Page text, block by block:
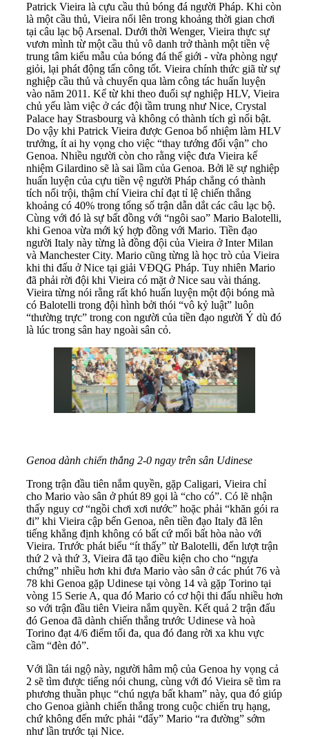
Patrick Vieira là cựu cầu thủ bóng đá người Pháp. Khi còn
là một cầu thủ, Vieira nổi lên trong khoảng thời gian chơi
tại câu lạc bộ Arsenal. Dưới thời Wenger, Vieira thực sự
vươn mình từ một cầu thủ vô danh trở thành một tiền vệ
trung tâm kiểu mẫu của bóng đá thế giới - vừa phòng ngự
giỏi, lại phát động tấn công tốt. Vieira chính thức giã từ sự
nghiệp cầu thủ và chuyển qua làm công tác huấn luyện
vào năm 2011. Kể từ khi theo đuổi sự nghiệp HLV, Vieira
chủ yếu làm việc ở các đội tầm trung như Nice, Crystal
Palace hay Strasbourg và không có thành tích gì nổi bật.
Do vậy khi Patrick Vieira được Genoa bổ nhiệm làm HLV
trưởng, ít ai hy vọng cho việc “thay tướng đổi vận” cho
Genoa. Nhiều người còn cho rằng việc đưa Vieira kế
nhiệm Gilardino sẽ là sai lầm của Genoa. Bởi lẽ sự nghiệp
huấn luyện của cựu tiền vệ người Pháp chẳng có thành
tích nổi trội, thậm chí Vieira chỉ đạt tỉ lệ chiến thắng
khoảng có 40% trong tổng số trận dẫn dắt các câu lạc bộ.
Cùng với đó là sự bất đồng với “ngôi sao” Mario Balotelli,
khi Genoa vừa mới ký hợp đồng với Mario. Tiền đạo
người Italy này từng là đồng đội của Vieira ở Inter Milan
và Manchester City. Mario cũng từng là học trò của Vieira
khi thi đấu ở Nice tại giải VĐQG Pháp. Tuy nhiên Mario
đã phải rời đội khi Vieira có mặt ở Nice sau vài tháng.
Vieira từng nói rằng rất khó huấn luyện một đội bóng mà
có Balotelli trong đội hình bởi thói “vô kỷ luật” luôn
“thường trực” trong con người của tiền đạo người Ý dù đó
là lúc trong sân hay ngoài sân cỏ.
Genoa dành chiến thắng 2-0 ngay trên sân Udinese
Trong trận đầu tiên nắm quyền, gặp Caligari, Vieira chỉ
cho Mario vào sân ở phút 89 gọi là “cho có”. Có lẽ nhận
thấy nguy cơ “ngồi chơi xơi nước” hoặc phải “khăn gói ra
đi” khi Vieira cập bến Genoa, nên tiền đạo Italy đã lên
tiếng khẳng định không có bất cứ mối bất hòa nào với
Vieira. Trước phát biểu “ít thấy” từ Balotelli, đến lượt trận
thứ 2 và thứ 3, Vieira đã tạo điều kiện cho cho “ngựa
chứng” nhiều hơn khi đưa Mario vào sân ở các phút 76 và
78 khi Genoa gặp Udinese tại vòng 14 và gặp Torino tại
vòng 15 Serie A, qua đó Mario có cơ hội thi đấu nhiều hơn
so với trận đầu tiên Vieira nắm quyền. Kết quả 2 trận đấu
đó Genoa đã dành chiến thắng trước Udinese và hoà
Torino đạt 4/6 điểm tối đa, qua đó đang rời xa khu vực
cầm “đèn đỏ”.
Với lần tái ngộ này, người hâm mộ của Genoa hy vọng cả
2 sẽ tìm được tiếng nói chung, cùng với đó Vieira sẽ tìm ra
phương thuần phục “chú ngựa bất kham” này, qua đó giúp
cho Genoa giành chiến thắng trong cuộc chiến trụ hạng,
chứ không đến mức phải “đẩy” Mario “ra đường” sớm
như lần trước tại Nice.